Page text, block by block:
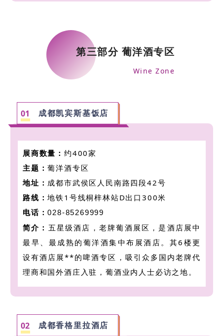
第三部分 葡洋酒专区
Wine Zone
01 成都凯宾斯基饭店
展商数量： 约400家
主题：葡洋酒专区
地址： 成都市武侯区人民南路四段42号
路线：地铁1号线桐梓林站D出口300米
电话：028-85269999
简介： 五星级酒店，老牌葡酒展区，是酒店展中
最早、最成熟的葡洋酒集中布展酒店。其6楼更
设有酒店展**的啤酒专区，吸引众多国内老牌代
理商和国外酒庄入驻，葡酒业内人士必访之地。
02 成都香格里拉酒店